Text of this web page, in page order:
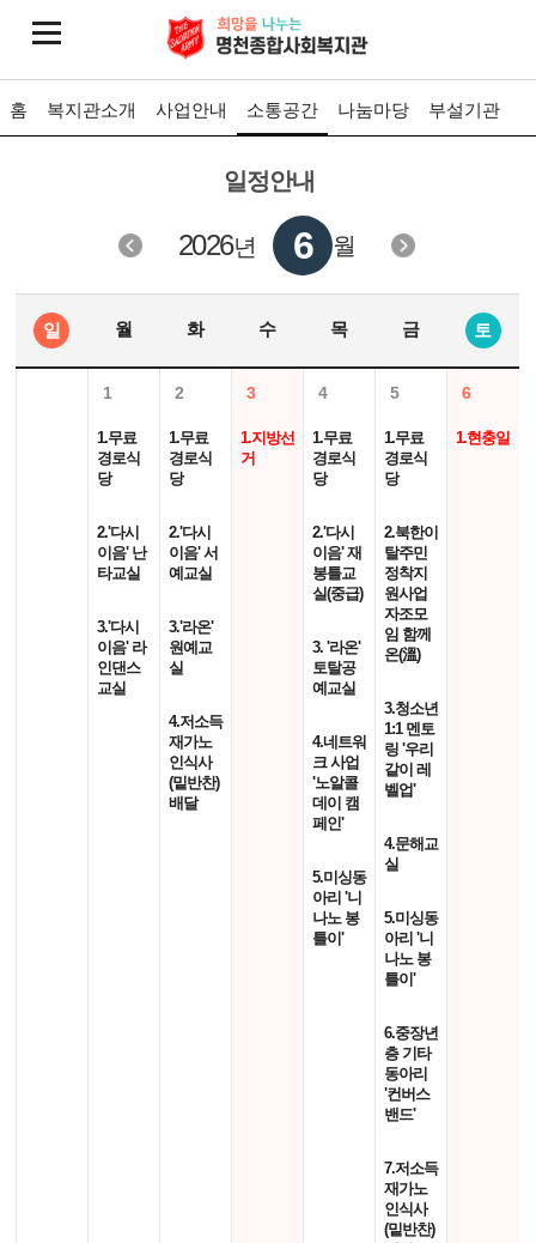
홈 복지관소개 사업안내 소통공간 나눔마당 부설기관
일정안내
2026년 6 월
일 월 화 수 목 금 토
1
1.무료
경로식
당
2.'다시
이음' 난
타교실
3.'다시
이음' 라
인댄스
교실
2
1.무료
경로식
당
2.'다시
이음' 서
예교실
3.'라온'
원예교
실
4.저소득
재가노
인식사
(밑반찬)
배달
3
1.지방선
거
4
1.무료
경로식
당
2.'다시
이음' 재
봉틀교
실(중급)
3. '라온'
토탈공
예교실
4.네트워
크 사업
'노알콜
데이 캠
페인'
5.미싱동
아리 '니
나노 봉
틀이'
5
1.무료
경로식
당
2.북한이
탈주민
정착지
원사업
자조모
임 함께
온(溫)
3.청소년
1:1 멘토
링 '우리
같이 레
벨업'
4.문해교
실
5.미싱동
아리 '니
나노 봉
틀이'
6.중장년
층 기타
동아리
'컨버스
밴드'
7.저소득
재가노
인식사
(밑반찬)
6
1.현충일